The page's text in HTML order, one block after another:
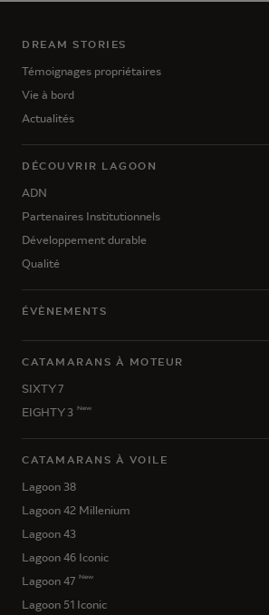
DREAM STORIES
Témoignages propriétaires
Vie à bord
Actualités
DÉCOUVRIR LAGOON
ADN
Partenaires Institutionnels
Développement durable
Qualité
ÉVÈNEMENTS
CATAMARANS À MOTEUR
SIXTY 7
EIGHTY 3 New
CATAMARANS À VOILE
Lagoon 38
Lagoon 42 Millenium
Lagoon 43
Lagoon 46 Iconic
Lagoon 47 New
Lagoon 51 Iconic